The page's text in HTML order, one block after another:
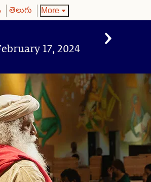
తెలుగు More
17, 2024